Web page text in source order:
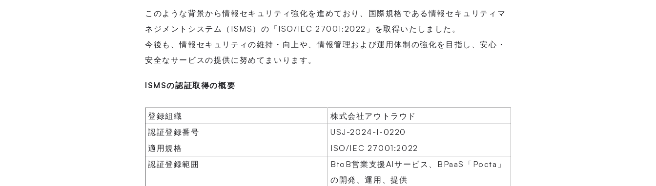
このような背景から情報セキュリティ強化を進めており、国際規格である情報セキュリティマ
ネジメントシステム（ISMS）の「ISO/IEC 27001:2022」を取得いたしました。
今後も、情報セキュリティの維持・向上や、情報管理および運用体制の強化を目指し、安心・
安全なサービスの提供に努めてまいります。
ISMSの認証取得の概要
登録組織
株式会社アウトラウド
認証登録番号
USJ-2024-I-0220
適用規格
ISO/IEC 27001:2022
認証登録範囲
BtoB営業支援AIサービス、BPaaS「Pocta」
の開発、運用、提供